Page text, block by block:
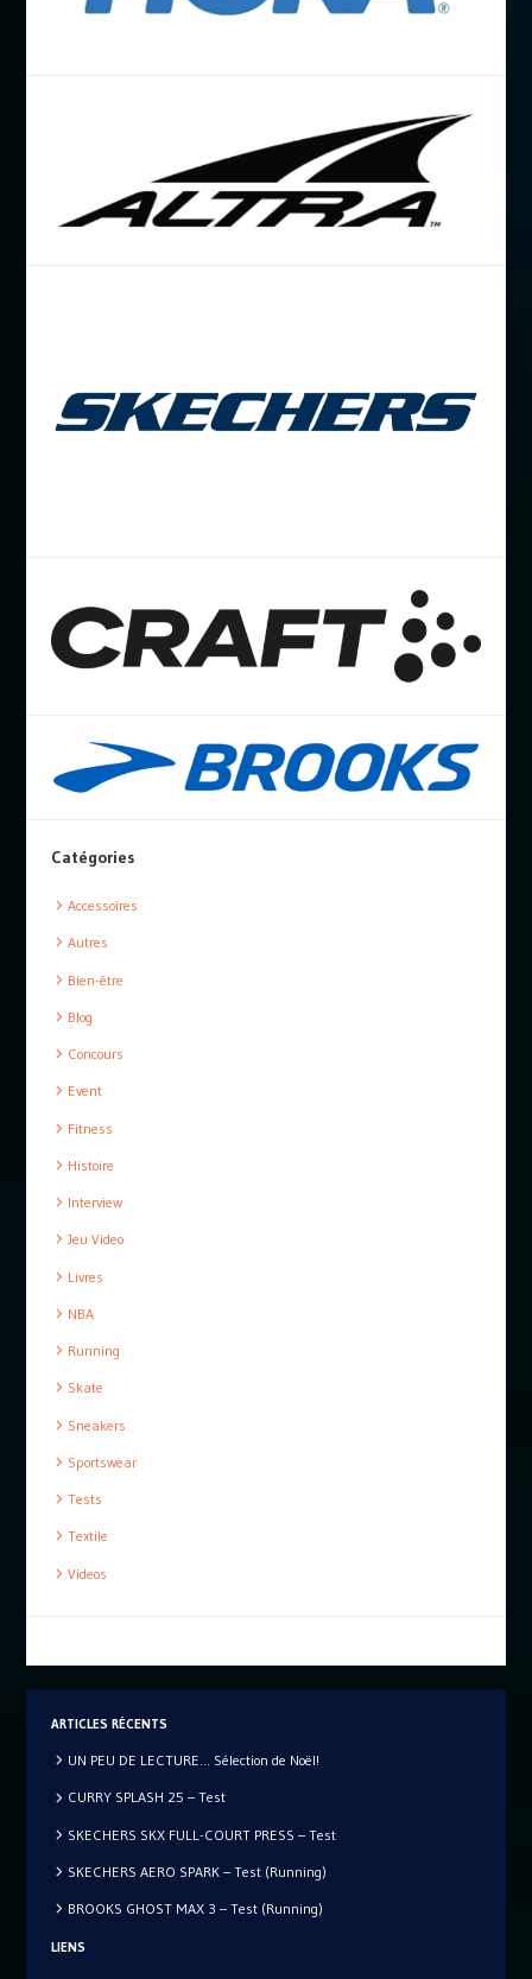
Catégories
Accessoires
Autres
Bien-être
Blog
Concours
Event
Fitness
Histoire
Interview
Jeu Video
Livres
NBA
Running
Skate
Sneakers
Sportswear
Tests
Textile
Videos
ARTICLES RÉCENTS
UN PEU DE LECTURE… Sélection de Noël!
CURRY SPLASH 25 – Test
SKECHERS SKX FULL-COURT PRESS – Test
SKECHERS AERO SPARK – Test (Running)
BROOKS GHOST MAX 3 – Test (Running)
LIENS